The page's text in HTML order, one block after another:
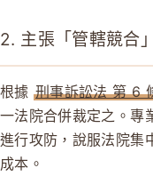
2. 主張「管轄競合
根據刑事訴訟法 第 6
一法院合併裁定之。專
進行攻防，說服法院集
成本。